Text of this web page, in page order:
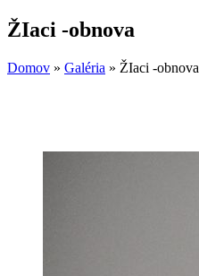
ŽIaci -obnova
Domov » Galéria » ŽIaci -obnova